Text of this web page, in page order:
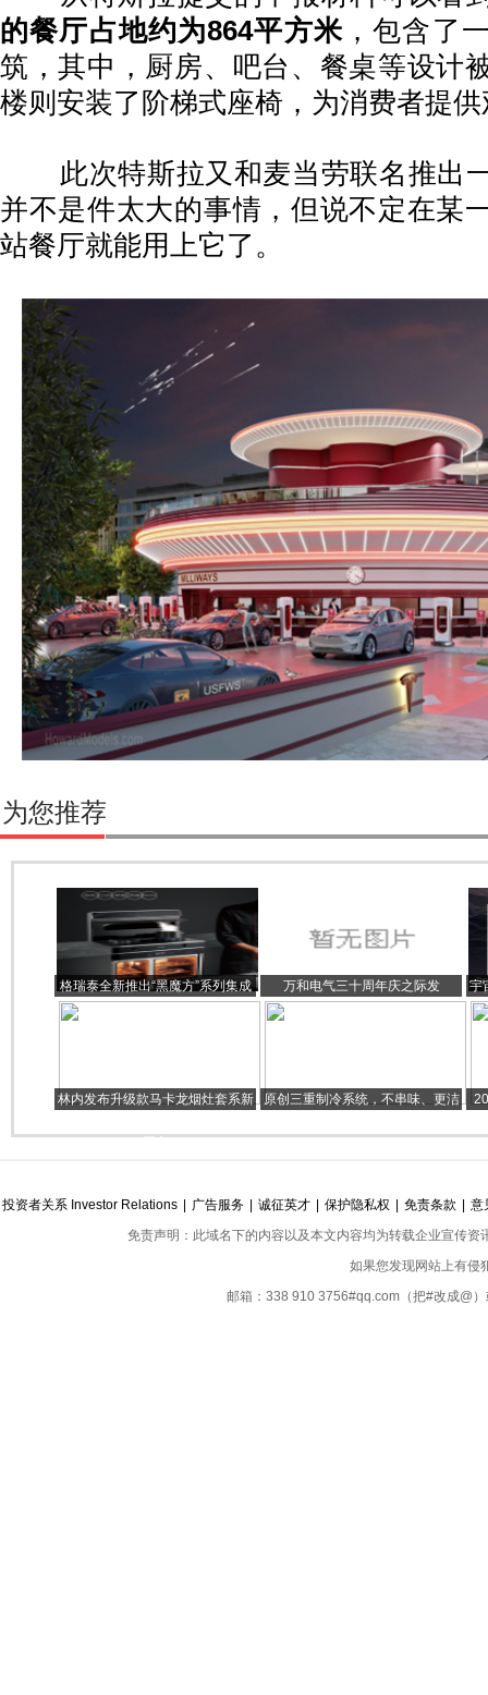
的餐厅占地约为864平方米 ，包含了
筑，其中，厨房、吧台、餐桌等设计
楼则安装了阶梯式座椅，为消费者提
此次特斯拉又和麦当劳联名推出
并不是件太大的事情，但说不定在某
站餐厅就能用上它了。
为您推荐
格瑞泰全新推出“黑魔方”系列集成
灶，深度融合产品功能及生活美学
万和电气三十周年庆之际发
布“121”梦想战略：坚定做大厨房和
宇
林内发布升级款马卡龙烟灶套系新
原创三重制冷系统，不串味、更洁
投资者关系 Investor Relations 广告服务 诚征英才 保护隐私权 免责条款
意
免责声明：此域名下的内容以及本文内容均为转载企业宣传
如果您发现网站上有侵
邮箱：338 910 3756#qq.com（把#改成@